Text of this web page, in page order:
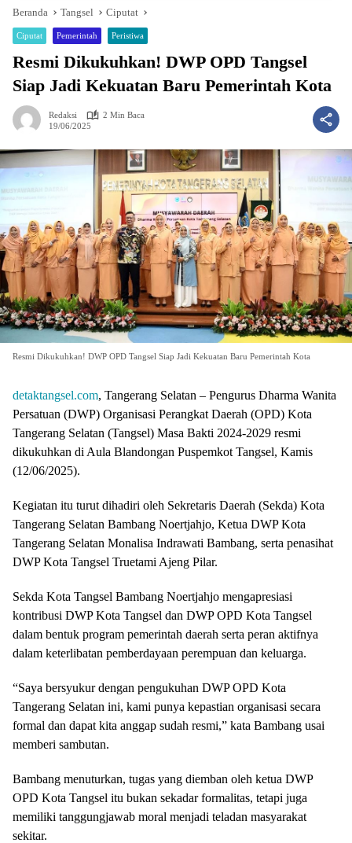
Beranda Tangsel Ciputat
Ciputat Pemerintah Peristiwa
Resmi Dikukuhkan! DWP OPD Tangsel
Siap Jadi Kekuatan Baru Pemerintah Kota
Redaksi
2 Min Baca
19/06/2025
Resmi Dikukuhkan! DWP OPD Tangsel Siap Jadi Kekuatan Baru Pemerintah Kota
detaktangsel.com, Tangerang Selatan – Pengurus Dharma Wanita
Persatuan (DWP) Organisasi Perangkat Daerah (OPD) Kota
Tangerang Selatan (Tangsel) Masa Bakti 2024-2029 resmi
dikukuhkan di Aula Blandongan Puspemkot Tangsel, Kamis
(12/06/2025).
Kegiatan itu turut dihadiri oleh Sekretaris Daerah (Sekda) Kota
Tangerang Selatan Bambang Noertjahjo, Ketua DWP Kota
Tangerang Selatan Monalisa Indrawati Bambang, serta penasihat
DWP Kota Tangsel Truetami Ajeng Pilar.
Sekda Kota Tangsel Bambang Noertjahjo mengapresiasi
kontribusi DWP Kota Tangsel dan DWP OPD Kota Tangsel
dalam bentuk program pemerintah daerah serta peran aktifnya
dalam keterlibatan pemberdayaan perempuan dan keluarga.
“Saya bersyukur dengan pengukuhan DWP OPD Kota
Tangerang Selatan ini, kami punya kepastian organisasi secara
formal dan dapat kita anggap sudah resmi,” kata Bambang usai
memberi sambutan.
Bambang menuturkan, tugas yang diemban oleh ketua DWP
OPD Kota Tangsel itu bukan sekadar formalitas, tetapi juga
memiliki tanggungjawab moral menjadi teladan masyarakat
sekitar.